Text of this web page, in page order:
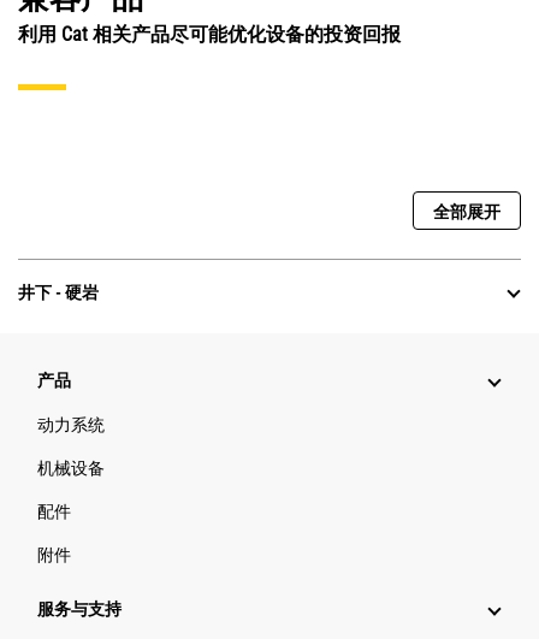
利用 Cat 相关产品尽可能优化设备的投资回报
全部展开
井下 - 硬岩
产品
动力系统
机械设备
配件
附件
服务与支持